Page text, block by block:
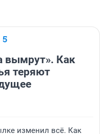
вымрут». Как
теряют
изменил всё. Как